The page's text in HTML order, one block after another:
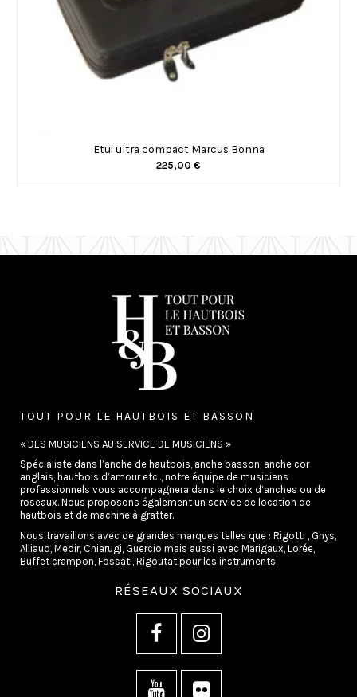
Etui ultra compact Marcus Bonna
225,00 €
TOUT POUR LE HAUTBOIS ET BASSON
« DES MUSICIENS AU SERVICE DE MUSICIENS »
Spécialiste dans l’anche de hautbois, anche basson, anche cor
anglais, hautbois d’amour etc.., notre équipe de musiciens
professionnels vous accompagnera dans le choix d’anches ou de
roseaux. Nous proposons également un service de location de
hautbois et de machine à gratter.
Nous travaillons avec de grandes marques telles que : Rigotti , Ghys,
Alliaud, Medir, Chiarugi, Guercio mais aussi avec Marigaux, Lorée,
Buffet crampon, Fossati, Rigoutat pour les instruments.
RÉSEAUX SOCIAUX